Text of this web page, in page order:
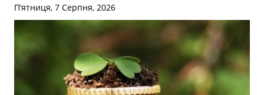
П’ятниця, 7 Серпня, 2026